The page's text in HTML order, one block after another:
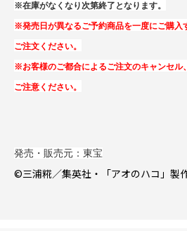
※在庫がなくなり次第終了となります。
※発売日が異なるご予約商品を一度にご購入
ご注文ください。
※お客様のご都合によるご注文のキャンセル
ご注意ください。
発売・販売元：東宝
©三浦糀／集英社・「アオのハコ」製